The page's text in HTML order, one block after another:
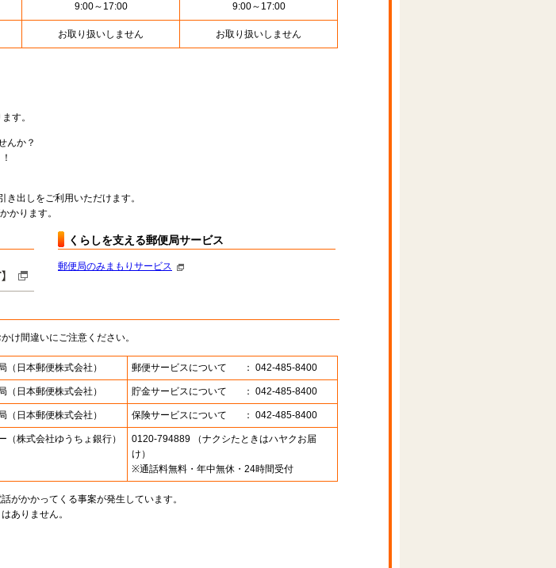
9:00～17:00 9:00～17:00
お取り扱いしません お取り扱いしません
す。
んか？
出しをご利用いただけます。
かります。
くらしを支える郵便局サービス
郵便局のみまもりサービス
け間違いにご注意ください。
（日本郵便株式会社） 郵便サービスについて ： 042-485-8400
（日本郵便株式会社） 貯金サービスについて ： 042-485-8400
（日本郵便株式会社） 保険サービスについて ： 042-485-8400
（株式会社ゆうちょ銀行）
0120-794889 （ナクシたときはハヤクお届
け）
※通話料無料・年中無休・24時間受付
がかかってくる事案が発生しています。
ありません。